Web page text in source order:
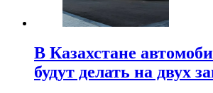
В Казахстане
будут делать на двух